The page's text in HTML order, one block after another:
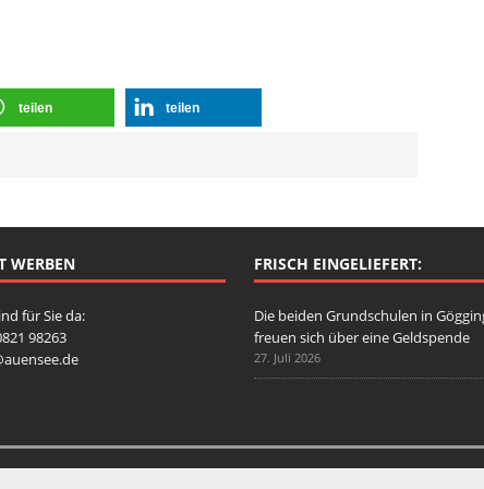
teilen teilen
WERBEN
für Sie da:
98263
FRISCH EINGELIEFERT:
Die beiden Grundschulen in
freuen sich über eine Geldspende
27. Juli 2026